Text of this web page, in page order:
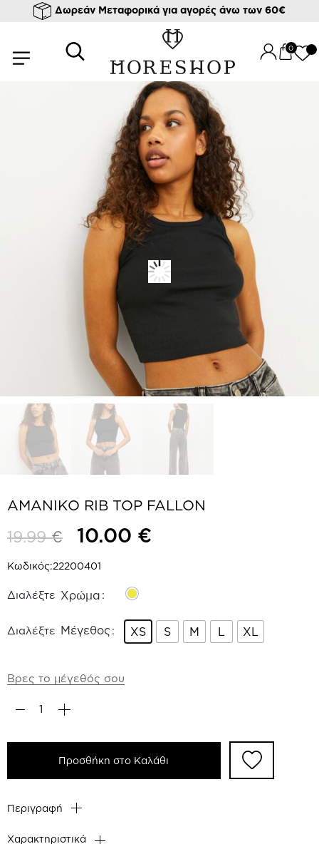
Δωρεάν Μεταφορικά για αγορές άνω των 60€
0
/ ΑΜΑΝΙΚΟ RIB TOP FALLON
ΑΜΑΝΙΚΟ RIB TOP FALLON
Κωδικός:22200401
19.99€ 10.00 €
Χαρακτηριστικά
Περιγραφή
Χρώμα
Μέγεθος XS S M L XL
Βρες το μέγεθός σου
Προσθήκη στο Καλάθι